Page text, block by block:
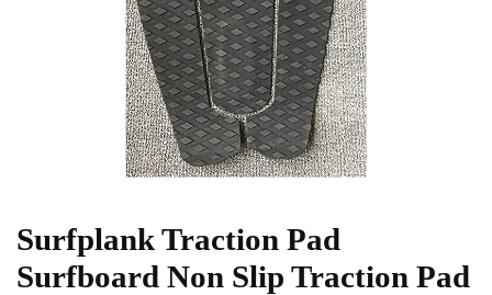
Surfplank Traction Pad
Surfboard Non Slip Traction Pad